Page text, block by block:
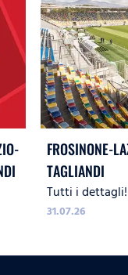
FROSINONE-
TAGLIANDI
Tutti i dettagli!
31.07.26